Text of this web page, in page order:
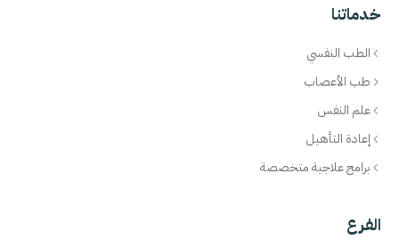
خدماتنا
الطب النفسي
طب الأعصاب
علم النفس
إعادة التأهيل
برامج علاجية متخصصة
الفرع